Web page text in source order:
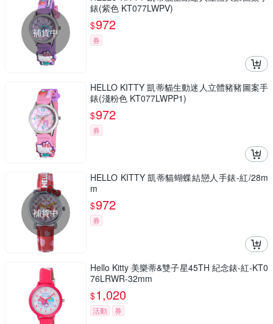
補貨中
錶(紫色 KT077LWPV)
$972
券
HELLO KITTY 凱蒂貓生動迷人立體豬豬圖案手
錶(淺粉色 KT077LWPP1)
$972
券
補貨中
HELLO KITTY 凱蒂貓蝴蝶結戀人手錶-紅/28m
m
$972
券
Hello Kitty 美樂蒂&雙子星45TH 紀念錶-紅-KT0
76LRWR-32mm
$1,020
活動 券